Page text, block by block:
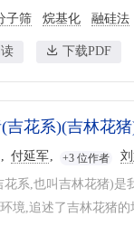
子筛 烷基化 融硅法
下载PDF
吉花系)(吉林花
付延军 +3 位作者
花系,也叫吉林花猪)是
境,追述了吉林花猪